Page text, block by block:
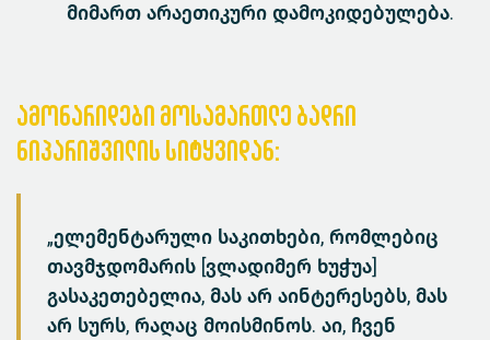
მიმართ არაეთიკური დამოკიდებულება.
ამონარიდები მოსამართლე ბადრი
ნიპარიშვილის სიტყვიდან:
„ელემენტარული საკითხები, რომლებიც
თავმჯდომარის [ვლადიმერ ხუჭუა]
გასაკეთებელია, მას არ აინტერესებს, მას
არ სურს, რაღაც მოისმინოს. აი, ჩვენ